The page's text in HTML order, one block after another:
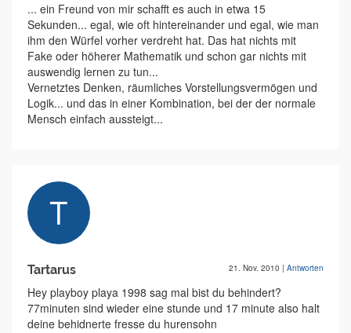
... ein Freund von mir schafft es auch in etwa 15
Sekunden... egal, wie oft hintereinander und egal, wie man
ihm den Würfel vorher verdreht hat. Das hat nichts mit
Fake oder höherer Mathematik und schon gar nichts mit
auswendig lernen zu tun...
Vernetztes Denken, räumliches Vorstellungsvermögen und
Logik... und das in einer Kombination, bei der der normale
Mensch einfach aussteigt...
Tartarus 21. Nov. 2010 | Antworten
Hey playboy playa 1998 sag mal bist du behindert?
77minuten sind wieder eine stunde und 17 minute also halt
deine behidnerte fresse du hurensohn